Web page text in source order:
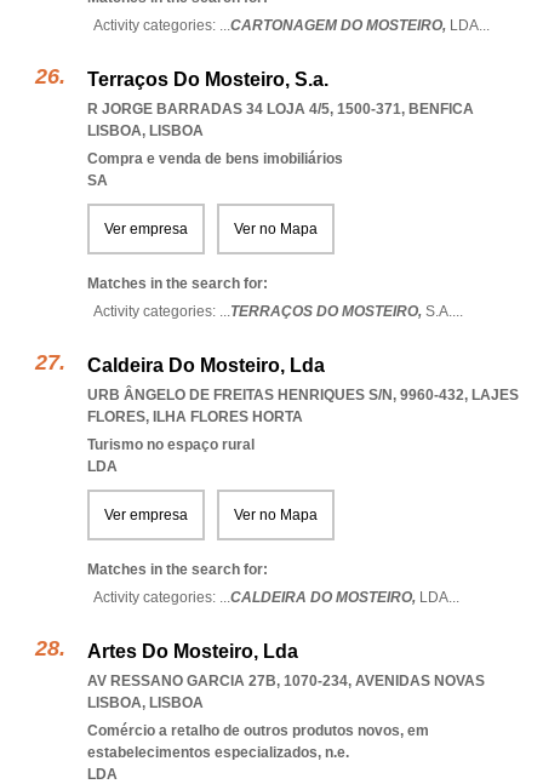
Activity categories: ...CARTONAGEM DO MOSTEIRO, LDA...
Terraços Do Mosteiro, S.a.
R JORGE BARRADAS 34 LOJA 4/5, 1500-371, BENFICA
LISBOA, LISBOA
Compra e venda de bens imobiliários
SA
Ver empresa Ver no Mapa
Matches in the search for:
Activity categories: ...TERRAÇOS DO MOSTEIRO, S.A....
Caldeira Do Mosteiro, Lda
URB ÂNGELO DE FREITAS HENRIQUES S/N, 9960-432, LAJES
FLORES, ILHA FLORES HORTA
Turismo no espaço rural
LDA
Ver empresa Ver no Mapa
Matches in the search for:
Activity categories: ...CALDEIRA DO MOSTEIRO, LDA...
Artes Do Mosteiro, Lda
AV RESSANO GARCIA 27B, 1070-234, AVENIDAS NOVAS
LISBOA, LISBOA
Comércio a retalho de outros produtos novos, em
estabelecimentos especializados, n.e.
LDA